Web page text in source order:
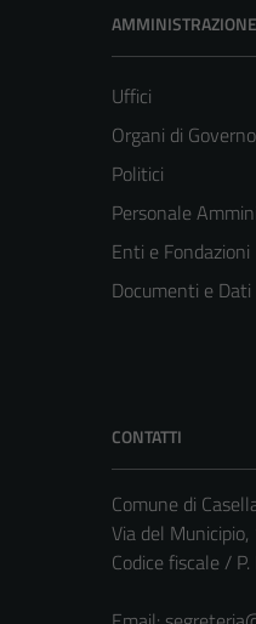
AMMINISTRAZIONE
Uffici
Organi di Governo
Politici
Personale
Enti e Fondazioni
Documenti e Dati
CONTATTI
Comune di
Via del
Codice fiscale /